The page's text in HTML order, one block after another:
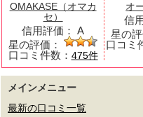
OMAKASE（オマカ
セ）
信用評価： A
星の評価：
口コミ件数： 475件
オ
信
星の評
口コミ
メインメニュー
最新の口コミ一覧